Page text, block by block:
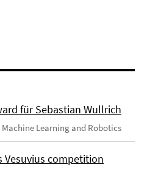
für Sebastian Wullrich
Learning and Robotics
competition